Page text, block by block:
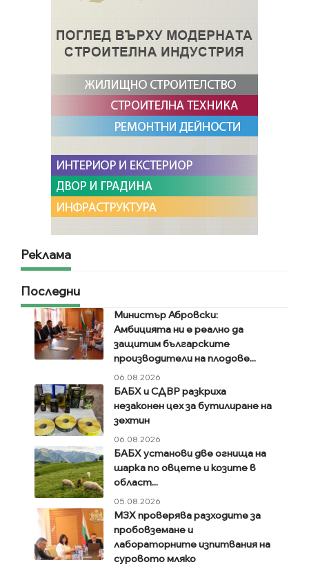
Реклама
Последни
Министър Абровски:
Амбицията ни е реално да
защитим българските
производители на плодове...
06.08.2026
БАБХ и СДВР разкриха
незаконен цех за бутилиране на
зехтин
06.08.2026
БАБХ установи две огнища на
шарка по овцете и козите в
област...
05.08.2026
МЗХ проверява разходите за
пробовземане и
лабораторните изпитвания на
суровото мляко